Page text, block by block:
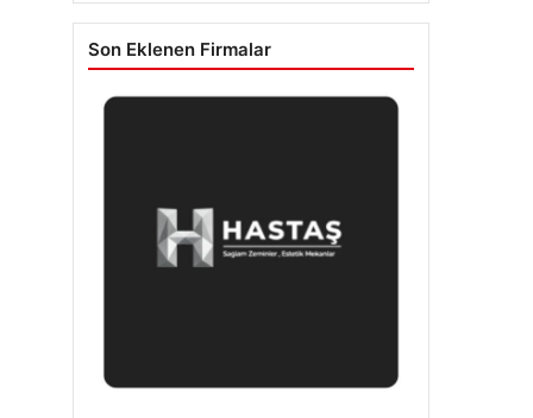
Son Eklenen Firmalar